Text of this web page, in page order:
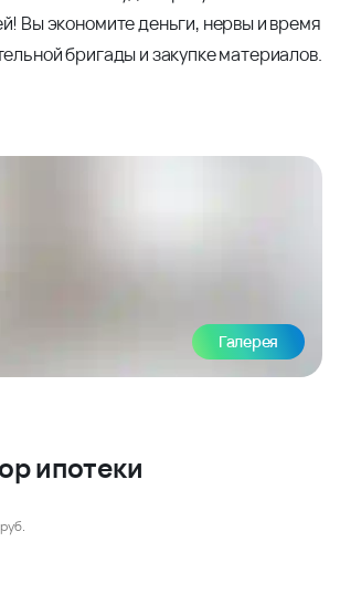
Вы экономите деньги, нервы и время
бригады и закупке материалов.
Галерея
ипотеки